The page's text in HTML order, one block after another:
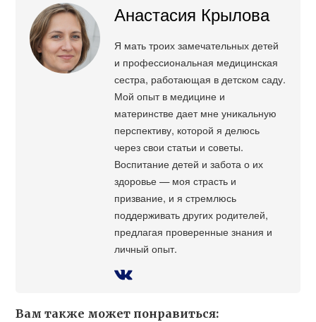
Анастасия Крылова
Я мать троих замечательных детей
и профессиональная медицинская
сестра, работающая в детском саду.
Мой опыт в медицине и
материнстве дает мне уникальную
перспективу, которой я делюсь
через свои статьи и советы.
Воспитание детей и забота о их
здоровье — моя страсть и
призвание, и я стремлюсь
поддерживать других родителей,
предлагая проверенные знания и
личный опыт.
Вам также может понравиться: